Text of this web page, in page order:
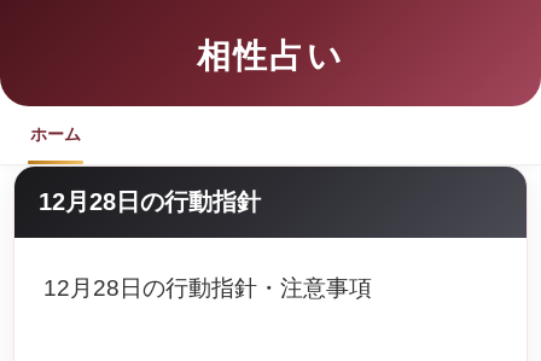
相性占い
ホーム
12月28日の行動指針
12月28日の行動指針・注意事項